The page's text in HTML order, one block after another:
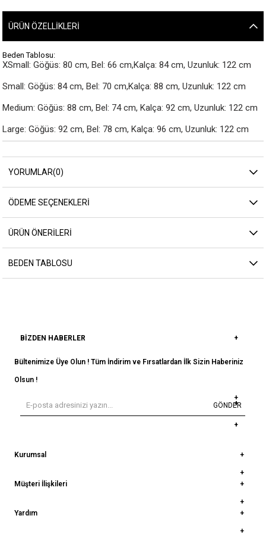
ÜRÜN ÖZELLIKLERI
Beden Tablosu:
XSmall: Göğüs: 80 cm, Bel: 66 cm,Kalça: 84 cm, Uzunluk: 122 cm
Small: Göğüs: 84 cm, Bel: 70 cm,Kalça: 88 cm, Uzunluk: 122 cm
Medium: Göğüs: 88 cm, Bel: 74 cm, Kalça: 92 cm, Uzunluk: 122 cm
Large: Göğüs: 92 cm, Bel: 78 cm, Kalça: 96 cm, Uzunluk: 122 cm
YORUMLAR(0)
ÖDEME SEÇENEKLERI
ÜRÜN ÖNERILERI
BEDEN TABLOSU
BIZDEN HABERLER
Bültenimize Üye Olun ! Tüm İndirim ve Fırsatlardan İlk Sizin Haberiniz
Olsun !
GÖNDER
Kurumsal
Müşteri İlişkileri
Yardım